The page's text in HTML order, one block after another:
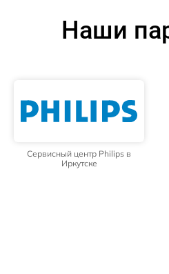
Наши
Сервисный центр Philips в
Иркутске